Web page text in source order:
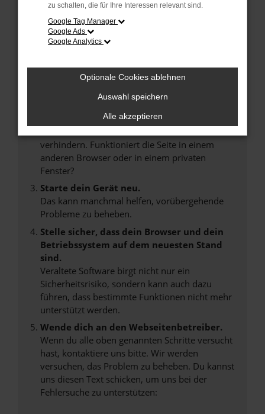
Hier sind ein paar Tipps, die dir helfen können:
Überprüfe deine Firewall und deine
Laden andere Webseiten, zum Beispiel deine
Prüfe deine Browsererweiterungen.
Manche Erweiterungen, wie Werbeblocker,
verhindern. Funktioniert die Seite in einem
anderen Browser oder in einem privaten
Fenster?
Starte dein Gerät neu.
Das kann manchmal helfen, vorübergehende
Probleme zu beheben.
Stelle sicher, dass dein Browser und dein
Betriebssystem auf dem neuesten Stand
sind.
Veraltete Software birgt nicht nur ein
Sicherheitsrisiko, sondern kann auch dazu
führen, dass bestimmte Funktionen nicht mehr
unterstützt werden.
Wende dich an den Webseitenbetreiber.
Wenn du alle oben genannten Schritte versucht
hast, kontaktiere uns bitte. Wir werden
versuchen, das Problem zu beheben. Du kannst
uns diesen Text schicken, um uns bei der
Fehlersuche zu unterstützen:
zu schalten, die für Ihre Interessen relevant sind.
Google Tag Manager
Google Ads
Google Analytics
Optionale Cookies ablehnen
Auswahl speichern
Alle akzeptieren